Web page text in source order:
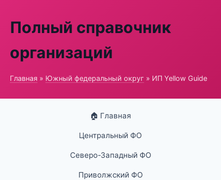
Полный справочник
организаций
Главная » Южный федеральный округ » ИП Yellow Guide
🏠 Главная
Центральный ФО
Северо-Западный ФО
Приволжский ФО